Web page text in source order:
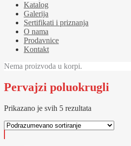
Katalog
Galerija
Sertifikati i priznanja
O nama
Prodavnice
Kontakt
Nema proizvoda u korpi.
Pervajzi poluokrugli
Prikazano je svih 5 rezultata